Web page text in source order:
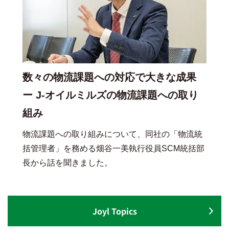
数々の物流課題への対応で大きな成果
ー J-オイルミルズの物流課題への取り
組み
物流課題への取り組みについて、同社の「物流統
括管理者」を務める畑谷一美執行役員SCM統括部
長から話を聞きました。
Joyl Topics